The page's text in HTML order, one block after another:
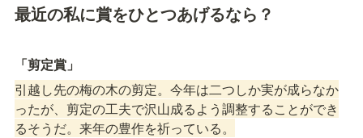
最近の私に賞をひとつあげるなら？
「剪定賞」
引越し先の梅の木の剪定。今年は二つしか実が成らなか
ったが、剪定の工夫で沢山成るよう調整することができ
るそうだ。来年の豊作を祈っている。